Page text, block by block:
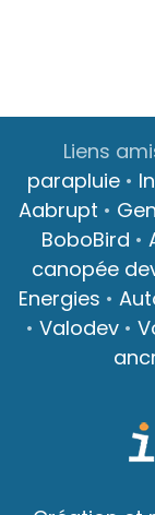
Liens
parapluie•
Aabrupt •
BoboBird •
canopée
Energies •
• Valodev •